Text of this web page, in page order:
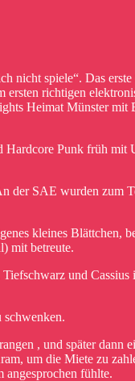
nicht spiele“. Das
richtigen
Heimat Münster mit
Hardcore Punk früh
der SAE wurden zum
kleines Blättchen,
mit betreute.
und
schwenken.
, und später dann
um die Miete zu
fühlte.